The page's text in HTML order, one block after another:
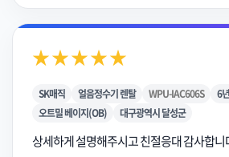
★★★★★
SK매직 얼음정수기 렌탈 WPU-IAC606S
6
오트밀 베이지(OB)
대구광역시 달성군
상세하게 설명해주시고 친절응대 감사합니